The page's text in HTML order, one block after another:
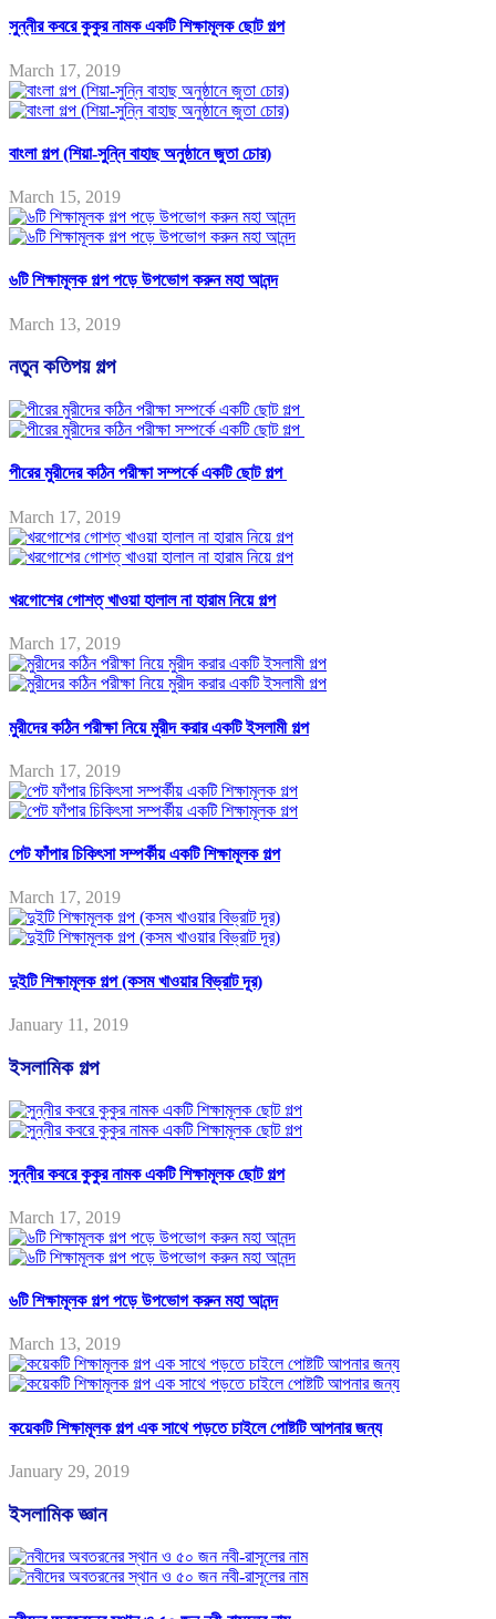
সুন্নীর কবরে কুকুর নামক একটি শিক্ষামূলক ছোট গল্প
March 17, 2019
বাংলা গল্প (শিয়া-সুন্নি বাহাছ অনুষ্ঠানে জুতা চোর)
March 15, 2019
৬টি শিক্ষামূলক গল্প পড়ে উপভোগ করুন মহা আনন্দ
March 13, 2019
নতুন কতিপয় গল্প
পীরের মুরীদের কঠিন পরীক্ষা সম্পর্কে একটি ছোট গল্প
March 17, 2019
খরগোশের গোশত্ খাওয়া হালাল না হারাম নিয়ে গল্প
March 17, 2019
মুরীদের কঠিন পরীক্ষা নিয়ে মুরীদ করার একটি ইসলামী গল্প
March 17, 2019
পেট ফাঁপার চিকিৎসা সম্পর্কীয় একটি শিক্ষামূলক গল্প
March 17, 2019
দুইটি শিক্ষামূলক গল্প (কসম খাওয়ার বিভ্রাট দূর)
January 11, 2019
ইসলামিক গল্প
সুন্নীর কবরে কুকুর নামক একটি শিক্ষামূলক ছোট গল্প
March 17, 2019
৬টি শিক্ষামূলক গল্প পড়ে উপভোগ করুন মহা আনন্দ
March 13, 2019
কয়েকটি শিক্ষামূলক গল্প এক সাথে পড়তে চাইলে পোষ্টটি আপনার জন্য
January 29, 2019
ইসলামিক জ্ঞান